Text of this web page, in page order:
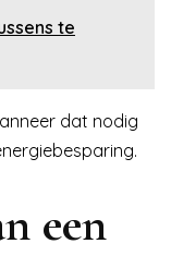
te
dat nodig
een